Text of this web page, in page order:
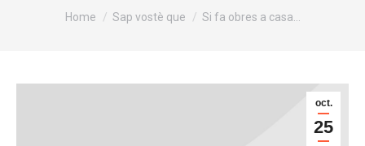
You are here:
Home Sap vostè que Si fa obres a casa…
oct.
25